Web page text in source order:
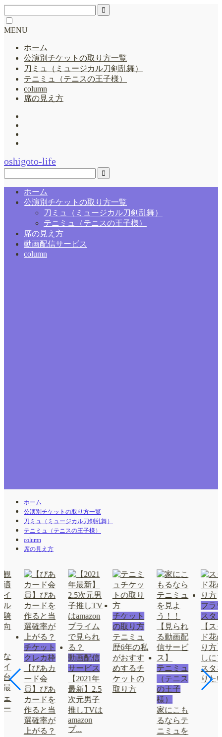
MENU
ホーム
公演別チケットの取り方一覧
刀ミュ（ミュージカル刀剣乱舞）
テニミュ（テニスの王子様）
column
席の見え方
oshigoto-life
ホーム
公演別チケットの取り方一覧
刀ミュ（ミュージカル刀剣乱舞）
テニミュ（テニスの王子様）
席の見え方
動画配信サービス
column
ホーム
公演別チケットの取り方一覧
刀ミュ（ミュージカル刀剣乱舞）
テニミュ（テニスの王子様）
column
席の見え方
な
イ
台
最
ェ
ー
チケット
クレカ枠
【ぴあカ
ード会
員】ぴあ
カードを
作ると当
選確率が
上がる？
動画配信
サービス
【2021年
最新】2.5
次元男子
推しTVは
amazon
プ...
チケット
の取り方
テニミュ
歴6年の私
がおすす
めするチ
ケットの
取り方
テニミュ
（テニス
の王子
様）
家にこも
るならテ
ニミュを
フラ
スタ
【ス
ド花
り方
しに
スタ
りた